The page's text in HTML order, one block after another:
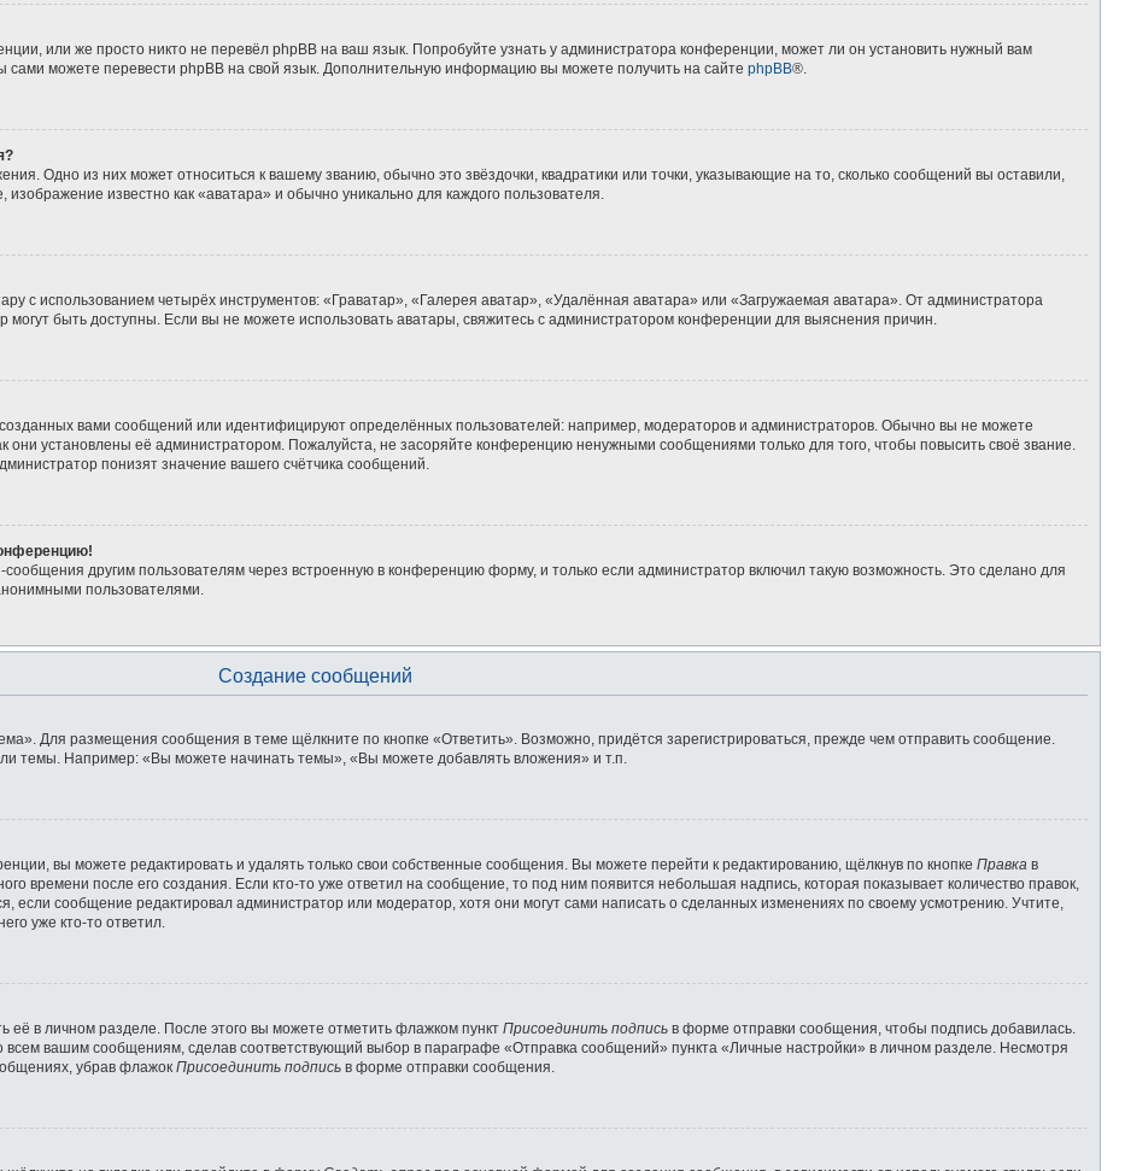
или же просто никто не перевёл phpBB на ваш язык. Попробуйте узнать у администратора конференции, может ли он установить нужный вам
сами можете перевести phpBB на свой язык. Дополнительную информацию вы можете получить на сайте phpBB®.
Одно из них может относиться к вашему званию, обычно это звёздочки, квадратики или точки, указывающие на то, сколько сообщений вы оставили,
известно как «аватара» и обычно уникально для каждого пользователя.
с использованием четырёх инструментов: «Граватар», «Галерея аватар», «Удалённая аватара» или «Загружаемая аватара». От администратора
могут быть доступны. Если вы не можете использовать аватары, свяжитесь с администратором конференции для выяснения причин.
вами сообщений или идентифицируют определённых пользователей: например, модераторов и администраторов. Обычно вы не можете
установлены её администратором. Пожалуйста, не засоряйте конференцию ненужными сообщениями только для того, чтобы повысить своё звание.
понизят значение вашего счётчика сообщений.
сообщения другим пользователям через встроенную в конференцию форму, и только если администратор включил такую возможность. Это сделано для
пользователями.
Создание сообщений
Для размещения сообщения в теме щёлкните по кнопке «Ответить». Возможно, придётся зарегистрироваться, прежде чем отправить сообщение.
темы. Например: «Вы можете начинать темы», «Вы можете добавлять вложения» и т.п.
вы можете редактировать и удалять только свои собственные сообщения. Вы можете перейти к редактированию, щёлкнув по кнопке Правка в
времени после его создания. Если кто-то уже ответил на сообщение, то под ним появится небольшая надпись, которая показывает количество правок,
если сообщение редактировал администратор или модератор, хотя они могут сами написать о сделанных изменениях по своему усмотрению. Учтите,
уже кто-то ответил.
в личном разделе. После этого вы можете отметить флажком пункт Присоединить подпись в форме отправки сообщения, чтобы подпись добавилась.
вашим сообщениям, сделав соответствующий выбор в параграфе «Отправка сообщений» пункта «Личные настройки» в личном разделе. Несмотря
убрав флажок Присоединить подпись в форме отправки сообщения.